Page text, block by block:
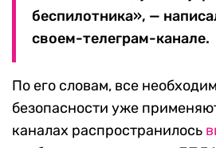
беспилотника», —
своем-телеграм-канале.
По его словам, все
безопасности уже
каналах распространилось